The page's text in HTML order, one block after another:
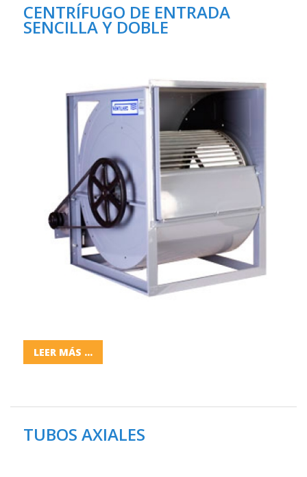
CENTRÍFUGO DE ENTRADA
SENCILLA Y DOBLE
LEER MÁS ...
TUBOS AXIALES